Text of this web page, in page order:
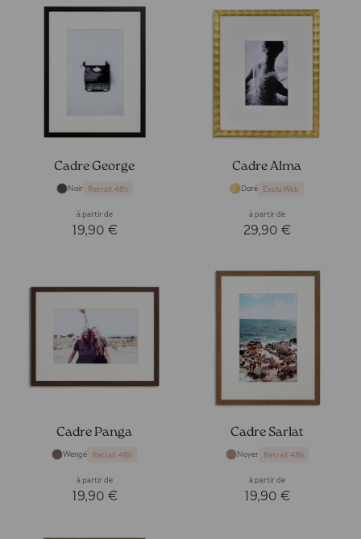
Cadre George
Noir Retrait 48h
à partir de
19,90 €
Cadre Alma
Doré Exclu Web
à partir de
29,90 €
Cadre Panga
Wengé Retrait 48h
à partir de
19,90 €
Cadre Sarlat
Noyer Retrait 48h
à partir de
19,90 €